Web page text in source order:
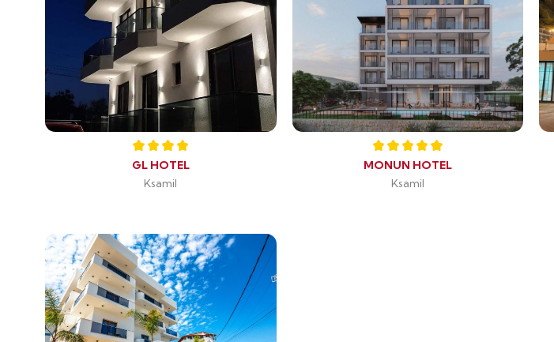
GL HOTEL
Ksamil
MONUN HOTEL
Ksamil